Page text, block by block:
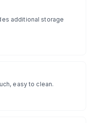
additional storage
easy to clean.